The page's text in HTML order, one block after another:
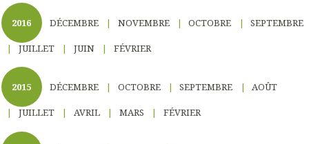
2016 DÉCEMBRE NOVEMBRE OCTOBRE SEPTEMBRE
JUILLET JUIN FÉVRIER
2015 DÉCEMBRE OCTOBRE SEPTEMBRE AOÛT
JUILLET AVRIL MARS FÉVRIER